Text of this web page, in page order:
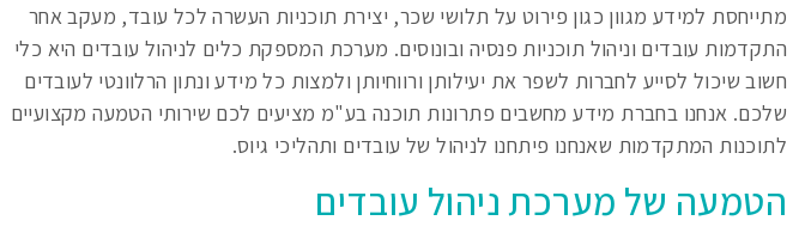
מתייחסת למידע מגוון כגון פירוט על תלושי שכר, יצירת תוכניות העשרה לכל עובד, מעקב אחר
התקדמות עובדים וניהול תוכניות פנסיה ובונוסים. מערכת המספקת כלים לניהול עובדים היא כלי
חשוב שיכול לסייע לחברות לשפר את יעילותן ורווחיותן ולמצות כל מידע ונתון הרלוונטי לעובדים
שלכם. אנחנו בחברת מידע מחשבים פתרונות תוכנה בע"מ מציעים לכם שירותי הטמעה מקצועיים
לתוכנות המתקדמות שאנחנו פיתחנו לניהול של עובדים ותהליכי גיוס.
הטמעה של מערכת ניהול עובדים